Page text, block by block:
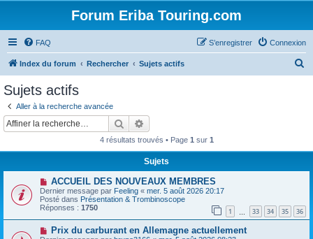
Forum Eriba Touring.com
FAQ Connexion
S’enregistrer
Index du forum Rechercher Sujets actifs
Sujets actifs
Aller à la recherche avancée
Rechercher
4 résultats trouvés • Page 1 sur 1
Sujets
N
o
u
v
e
a
ACCUEIL DES NOUVEAUX MEMBRES
Dernier message par Feeling « mer. 5 août 2026 20:17
Posté dans Présentation & Trombinoscope
Réponses : 1750 1 33 34 35 36
N
o
Prix ​​du carburant en Allemagne actuellement